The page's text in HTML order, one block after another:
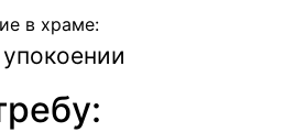
в храме: